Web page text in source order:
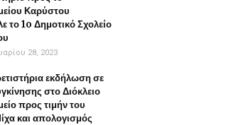
Καρύστου
το 1o Δημοτικό Σχολείο
28, 2023
εκδήλωση σε
στο Διόκλειο
προς τιμήν του
και απολογισμός